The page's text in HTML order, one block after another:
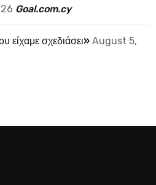
Goal.com.cy
είχαμε σχεδιάσει» August 5,